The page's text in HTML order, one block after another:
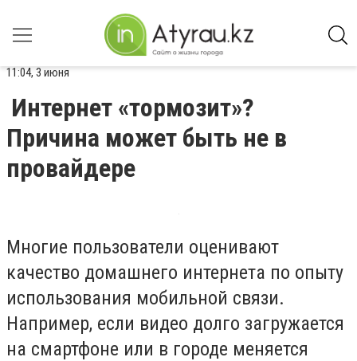
11:04, 3 июня
Интернет «тормозит»?
Причина может быть не в
провайдере
Многие пользователи оценивают
качество домашнего интернета по опыту
использования мобильной связи.
Например, если видео долго загружается
на смартфоне или в городе меняется